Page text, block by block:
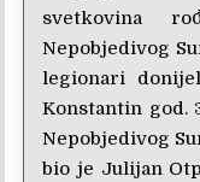
svetkovina
Nepobjedivog
legionari
Konstantin god.
Nepobjedivog
bio je Julijan